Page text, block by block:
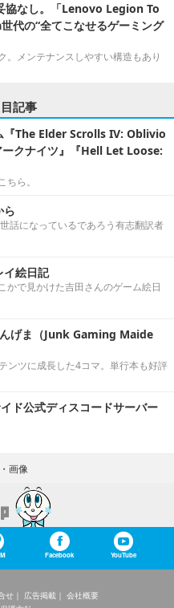
協なし。「Lenovo Legion To
代の“全てこなせるゲーミング
。メンテナンスしやすい構造もあり
記事
『The Elder Scrolls IV: Oblivio
クナイツ』『Hell Let Loose:
ら。
ら
話になっているであろう有志翻訳者
イ絵日記
かで見かけた吉田さんのゲーム絵日
んげま（Junk Gaming Maide
ンツに成長した4コマ。単行本も好評
ド公式ディスコードサーバー
画像
Facebook YouTube
せ 広告掲載
会社概要